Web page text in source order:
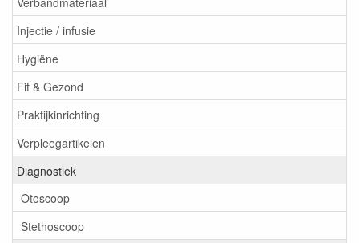
Injectie / infusie
Hygiëne
Fit & Gezond
Praktijkinrichting
Verpleegartikelen
Diagnostiek
Otoscoop
Stethoscoop